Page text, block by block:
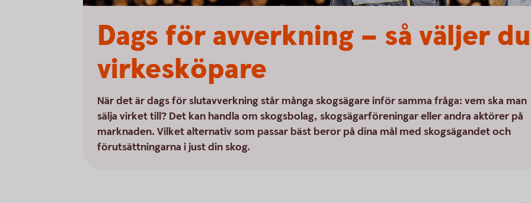
Dags för avverkning – så väljer du
virkesköpare
När det är dags för slutavverkning står många skogsägare inför samma fråga: vem ska man
sälja virket till? Det kan handla om skogsbolag, skogsägarföreningar eller andra aktörer på
marknaden. Vilket alternativ som passar bäst beror på dina mål med skogsägandet och
förutsättningarna i just din skog.